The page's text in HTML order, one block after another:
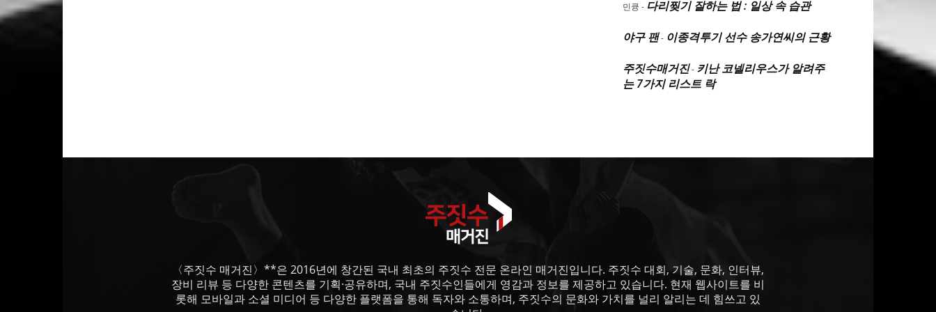
민큥 - 다리찢기 잘하는 법 : 일상 속 습관
야구 팬- 이종격투기 선수 송가연씨의 근황
주짓수매거진- 키난 코넬리우스가 알려주
는 7가지 리스트 락
〈주짓수 매거진〉**은 2016년에 창간된 국내 최초의 주짓수 전문 온라인 매거진입니다. 주짓수 대회, 기술, 문화, 인터뷰,
장비 리뷰 등 다양한 콘텐츠를 기획·공유하며, 국내 주짓수인들에게 영감과 정보를 제공하고 있습니다. 현재 웹사이트를 비
롯해 모바일과 소셜 미디어 등 다양한 플랫폼을 통해 독자와 소통하며, 주짓수의 문화와 가치를 널리 알리는 데 힘쓰고 있